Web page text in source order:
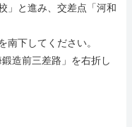
」と進み、交差点「河和
南下してください。
造前三差路」を右折し